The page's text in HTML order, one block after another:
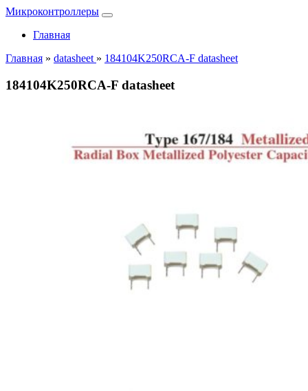
Микроконтроллеры
Главная
Главная » datasheet » 184104K250RCA-F datasheet
184104K250RCA-F datasheet